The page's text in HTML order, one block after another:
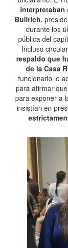
interpretaban
Bullrich,
durante los
pública del
Incluso
respaldo que
de la Casa
funcionario lo
para afirmar
para exponer a
insistían en